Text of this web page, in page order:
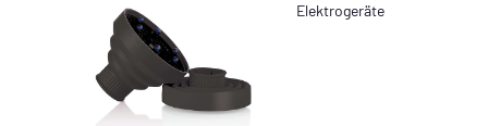
Elektrogeräte